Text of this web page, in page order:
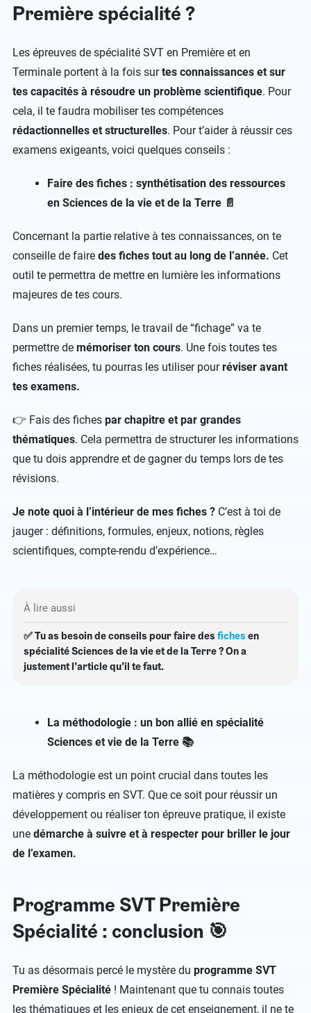
Première spécialité ?
Les épreuves de spécialité SVT en Première et en
Terminale portent à la fois surtes connaissances et sur
tes capacités à résoudre un problème scientifique. Pour
cela, il te faudra mobiliser tes compétences
rédactionnelles et structurelles. Pour t’aider à réussir ces
examens exigeants, voici quelques conseils :
Faire des fiches : synthétisation des ressources
en Sciences de la vie et de la Terre 📄
Concernant la partie relative à tes connaissances, on te
conseille de faire des fiches tout au long de l’année. Cet
outil te permettra de mettre en lumière les informations
majeures de tes cours.
Dans un premier temps, le travail de “fichage” va te
permettre de mémoriser ton cours. Une fois toutes tes
fiches réalisées, tu pourras les utiliser pourréviser avant
tes examens.
👉 Fais des fiches par chapitre et par grandes
thématiques. Cela permettra de structurer les informations
que tu dois apprendre et de gagner du temps lors de tes
révisions.
Je note quoi à l’intérieur de mes fiches ? C’est à toi de
jauger : définitions, formules, enjeux, notions, règles
scientifiques, compte-rendu d’expérience…
À lire aussi
✅ Tu as besoin de conseils pour faire des fiches en
spécialité Sciences de la vie et de la Terre ? On a
justement l’article qu’il te faut.
La méthodologie : un bon allié en spécialité
Sciences et vie de la Terre 📚
La méthodologie est un point crucial dans toutes les
matières y compris en SVT. Que ce soit pour réussir un
développement ou réaliser ton épreuve pratique, il existe
une démarche à suivre et à respecter pour briller le jour
de l’examen.
Programme SVT Première
Spécialité : conclusion 🎯
Tu as désormais percé le mystère du programme SVT
Première Spécialité ! Maintenant que tu connais toutes
les thématiques et les enjeux de cet enseignement, il ne te